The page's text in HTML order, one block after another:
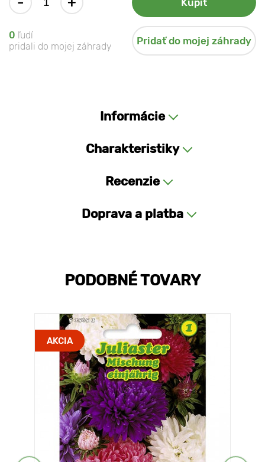
Kúpiť
0 ľudí
pridali do mojej záhrady
Pridať do mojej záhrady
Informácie
Charakteristiky
Recenzie
Doprava a platba
PODOBNÉ TOVARY
AKCIA